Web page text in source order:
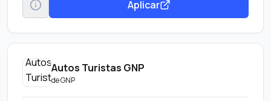
Aplicar
Autos Turistas GNP
deGNP